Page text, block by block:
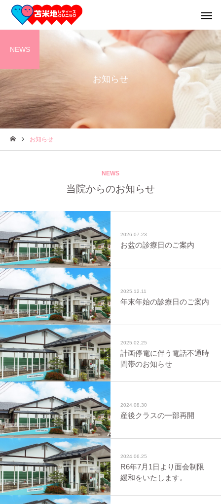
婦人科
お知らせ
NEWS
お知らせ
NEWS
当院からのお知らせ
2026.07.23
お盆の診療日のご案内
2025.12.11
年末年始の診療日のご案内
2025.02.25
計画停電に伴う電話不通時
間帯のお知らせ
2024.08.30
産後クラスの一部再開
2024.06.25
R6年7月1日より面会制限
緩和をいたします。